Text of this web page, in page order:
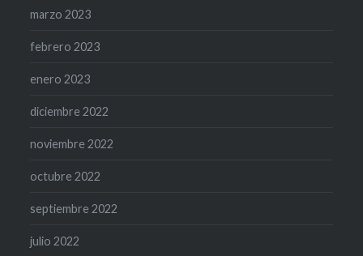
marzo 2023
febrero 2023
enero 2023
diciembre 2022
noviembre 2022
octubre 2022
septiembre 2022
julio 2022